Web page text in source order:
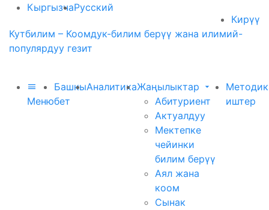
КыргызчаРусский
Кирүү
Кутбилим – Коомдук-билим берүү жана илимий-
популярдуу гезит
Меню
Башкы
бет
АналитикаЖаңылыктар
Абитуриент
Актуалдуу
Мектепке
чейинки
билим берүү
Аял жана
коом
Сынак
иштер